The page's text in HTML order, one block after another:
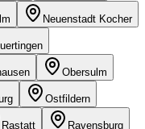
Neuenstadt Kocher
Obersulm
Ostfildern
Rastatt Ravensburg